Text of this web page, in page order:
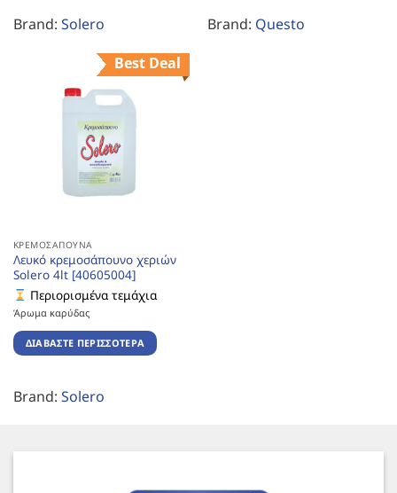
Brand: Solero Brand: Questo
Best Deal
ΚΡΕΜΟΣΆΠΟΥΝΑ
Λευκό κρεμοσάπουνο χεριών
Solero 4lt [40605004]
Περιορισμένα τεμάχια
Άρωμα καρύδας
ΔΙΑΒΆΣΤΕ ΠΕΡΙΣΣΌΤΕΡΑ
Brand: Solero